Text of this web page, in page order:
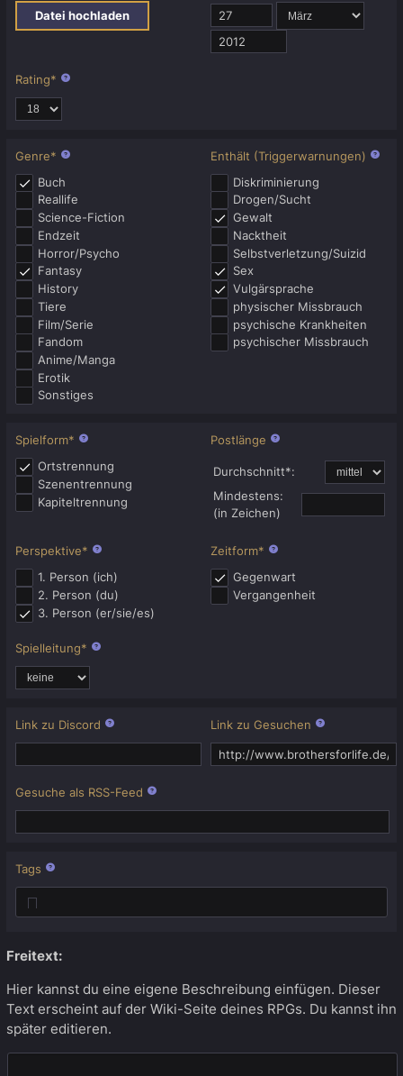
Datei hochladen
Rating*
Genre*
Buch
Reallife
Science-Fiction
Endzeit
Horror/Psycho
Fantasy
History
Tiere
Film/Serie
Fandom
Anime/Manga
Erotik
Sonstiges
Enthält (Triggerwarnungen)
Diskriminierung
Drogen/Sucht
Gewalt
Nacktheit
Selbstverletzung/​Suizid
Sex
Vulgärsprache
physischer Missbrauch
psychische Krankheiten
psychischer Missbrauch
Spielform*
Ortstrennung
Szenentrennung
Kapiteltrennung
Postlänge
Durchschnitt*:
Mindestens:
(in Zeichen)
Perspektive*
1. Person (ich)
2. Person (du)
3. Person (er/sie/es)
Zeitform*
Gegenwart
Vergangenheit
Spielleitung*
Link zu Discord Link zu Gesuchen
Gesuche als RSS-Feed
Tags
Freitext:
Hier kannst du eine eigene Beschreibung einfügen. Dieser
Text erscheint auf der Wiki-Seite deines RPGs. Du kannst ihn
später editieren.